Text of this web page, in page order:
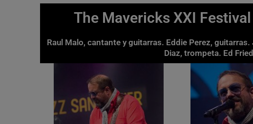
The Mavericks XXI
Raul Malo, cantante y guitarras. Eddie Perez,
Diaz, trompeta. Ed